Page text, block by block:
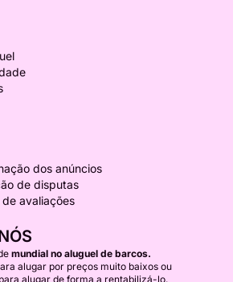
dos anúncios
de disputas
avaliações
mundial no aluguel de barcos.
alugar por preços muito baixos ou
alugar de forma a rentabilizá-lo.